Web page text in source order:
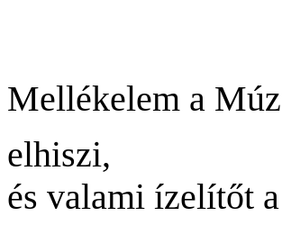
Mellékelem a
elhiszi,
és valami ízelítőt